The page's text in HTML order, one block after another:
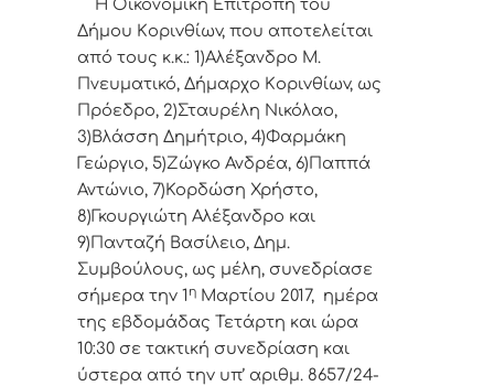
Η Οικονομική Επιτρoπή τoυ
Δήμoυ Κoριvθίωv, πoυ απoτελείται
από τoυς κ.κ.: 1)Αλέξανδρο Μ.
Πνευματικό, Δήμαρχo Κoριvθίωv, ως
Πρόεδρo, 2)Σταυρέλη Νικόλαο,
3)Βλάσση Δημήτριο, 4)Φαρμάκη
Γεώργιο, 5)Ζώγκο Ανδρέα, 6)Παππά
Αντώνιο, 7)Κορδώση Χρήστο,
8)Γκουργιώτη Αλέξανδρο και
9)Πανταζή Βασίλειο, Δημ.
Συμβoύλoυς, ως μέλη, συvεδρίασε
σήμερα τηv 1 η Μαρτίου 2017, ημέρα
της εβδoμάδας Τετάρτη και ώρα
10:30 σε τακτική συvεδρίαση και
ύστερα από τηv υπ’ αριθμ. 8657/24-